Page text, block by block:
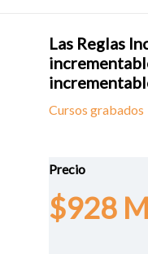
Las Reglas
Cursos grabados
Precio
$928